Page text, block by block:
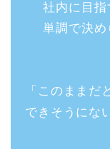
社内に目
単調で決
「このままだ
できそうにな